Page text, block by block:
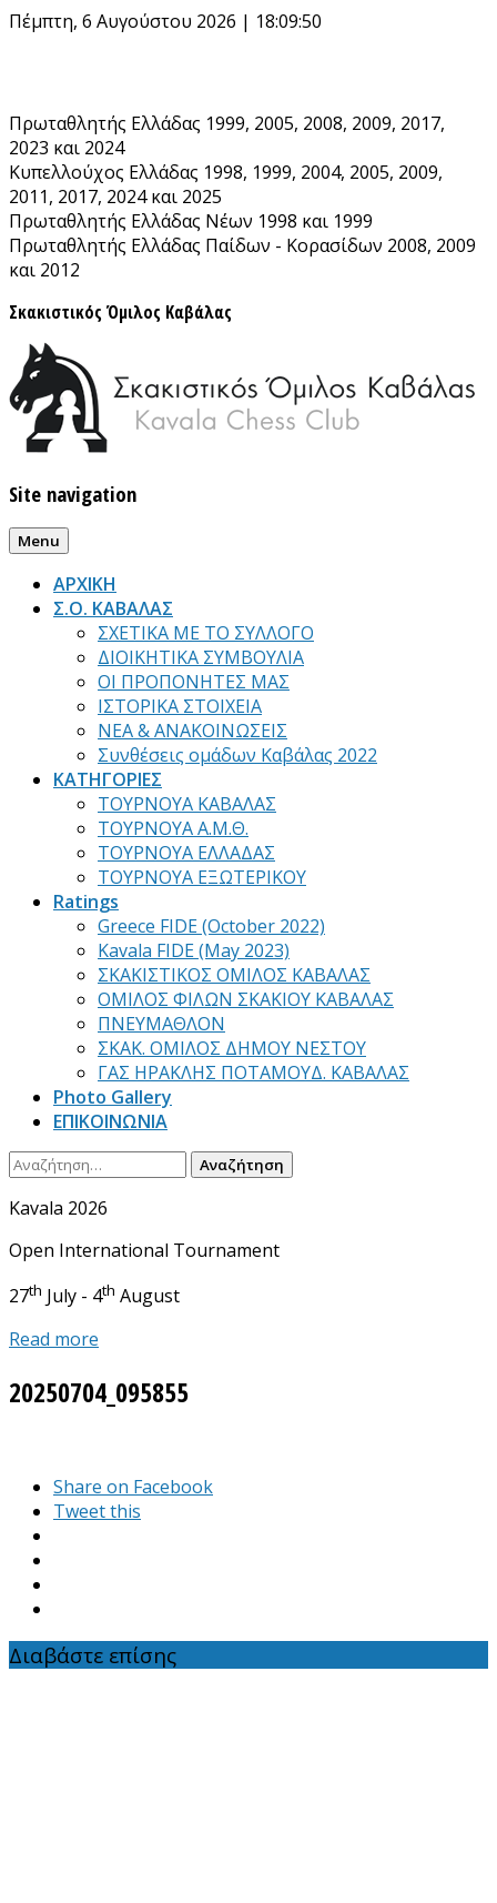
Skip
Πέμπτη, 6 Αυγούστου 2026 | 18:09:51
Πρωταθλητής Ελλάδας 1999, 2005, 2008, 2009, 2017,
2023 και 2024
Κυπελλούχος Ελλάδας 1998, 1999, 2004, 2005, 2009,
2011, 2017, 2024 και 2025
Πρωταθλητής Ελλάδας Νέων 1998 και 1999
Πρωταθλητής Ελλάδας Παίδων - Κορασίδων 2008, 2009
και 2012
Σκακιστικός Όμιλος Καβάλας
Site navigation
Menu
ΑΡΧΙΚΗ
Σ.Ο. ΚΑΒΑΛΑΣ
ΣΧΕΤΙΚΑ ΜΕ ΤΟ ΣΥΛΛΟΓΟ
ΔΙΟΙΚΗΤΙΚΑ ΣΥΜΒΟΥΛΙΑ
ΟΙ ΠΡΟΠΟΝΗΤΕΣ ΜΑΣ
ΙΣΤΟΡΙΚΑ ΣΤΟΙΧΕΙΑ
ΝΕΑ & ΑΝΑΚΟΙΝΩΣΕΙΣ
Συνθέσεις ομάδων Καβάλας 2022
ΚΑΤΗΓΟΡΙΕΣ
ΤΟΥΡΝΟΥΑ ΚΑΒΑΛΑΣ
ΤΟΥΡΝΟΥΑ Α.Μ.Θ.
ΤΟΥΡΝΟΥΑ ΕΛΛΑΔΑΣ
ΤΟΥΡΝΟΥΑ ΕΞΩΤΕΡΙΚΟΥ
Ratings
Greece FIDE (October 2022)
Kavala FIDE (May 2023)
ΣΚΑΚΙΣΤΙΚΟΣ ΟΜΙΛΟΣ ΚΑΒΑΛΑΣ
ΟΜΙΛΟΣ ΦΙΛΩΝ ΣΚΑΚΙΟΥ ΚΑΒΑΛΑΣ
ΠΝΕΥΜΑΘΛΟΝ
ΣΚΑΚ. ΟΜΙΛΟΣ ΔΗΜΟΥ ΝΕΣΤΟΥ
ΓΑΣ ΗΡΑΚΛΗΣ ΠΟΤΑΜΟΥΔ. ΚΑΒΑΛΑΣ
Photo Gallery
ΕΠΙΚΟΙΝΩΝΙΑ
Αναζήτηση
Kavala 2026
Open International Tournament
27th July - 4th August
Read more
20250704_095855
Share on Facebook
Tweet this
Διαβάστε επίσης